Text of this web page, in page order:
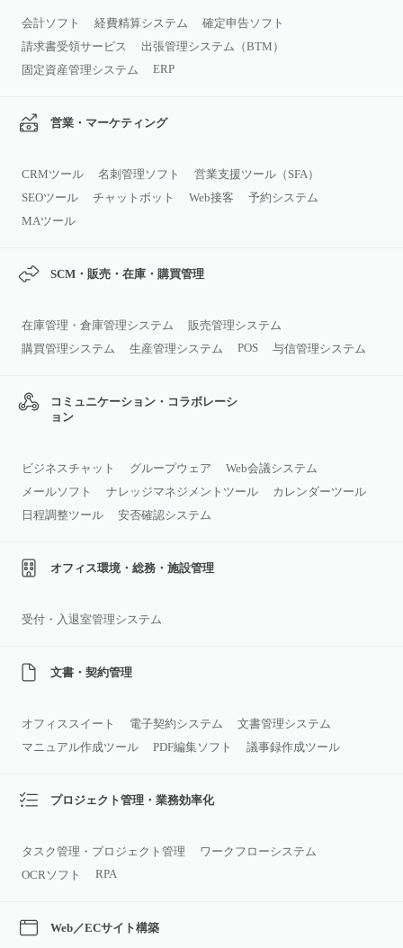
会計ソフト 経費精算システム
確定申告ソフト
請求書受領サービス
出張管理システム（BTM）
固定資産管理システム
ERP
営業・マーケティング
CRMツール 名刺管理ソフト
営業支援ツール（SFA）
SEOツール
チャットボット Web接客
予約システム
MAツール
SCM・販売・在庫・購買管理
在庫管理・倉庫管理システム
販売管理システム
購買管理システム
生産管理システム POS 与信管理システム
コミュニケーション・コラボレーシ
ョン
ビジネスチャット グループウェア
Web会議システム
メールソフト
ナレッジマネジメントツール
カレンダーツール
日程調整ツール
安否確認システム
オフィス環境・総務・施設管理
受付・入退室管理システム
文書・契約管理
オフィススイート 電子契約システム
文書管理システム
マニュアル作成ツール
PDF編集ソフト 議事録作成ツール
プロジェクト管理・業務効率化
タスク管理・プロジェクト管理
ワークフローシステム
OCRソフト
RPA
Web／ECサイト構築